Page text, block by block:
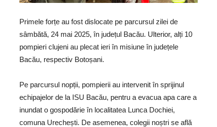
Primele forțe au fost dislocate pe parcursul zilei de
sâmbătă, 24 mai 2025, în județul Bacău. Ulterior, alți 10
pompieri clujeni au plecat ieri în misiune în județele
Bacău, respectiv Botoșani.
Pe parcursul nopții, pompierii au intervenit în sprijinul
echipajelor de la ISU Bacău, pentru a evacua apa care a
inundat o gospodărie în localitatea Lunca Dochiei,
comuna Urechești. De asemenea, colegii noștri se află